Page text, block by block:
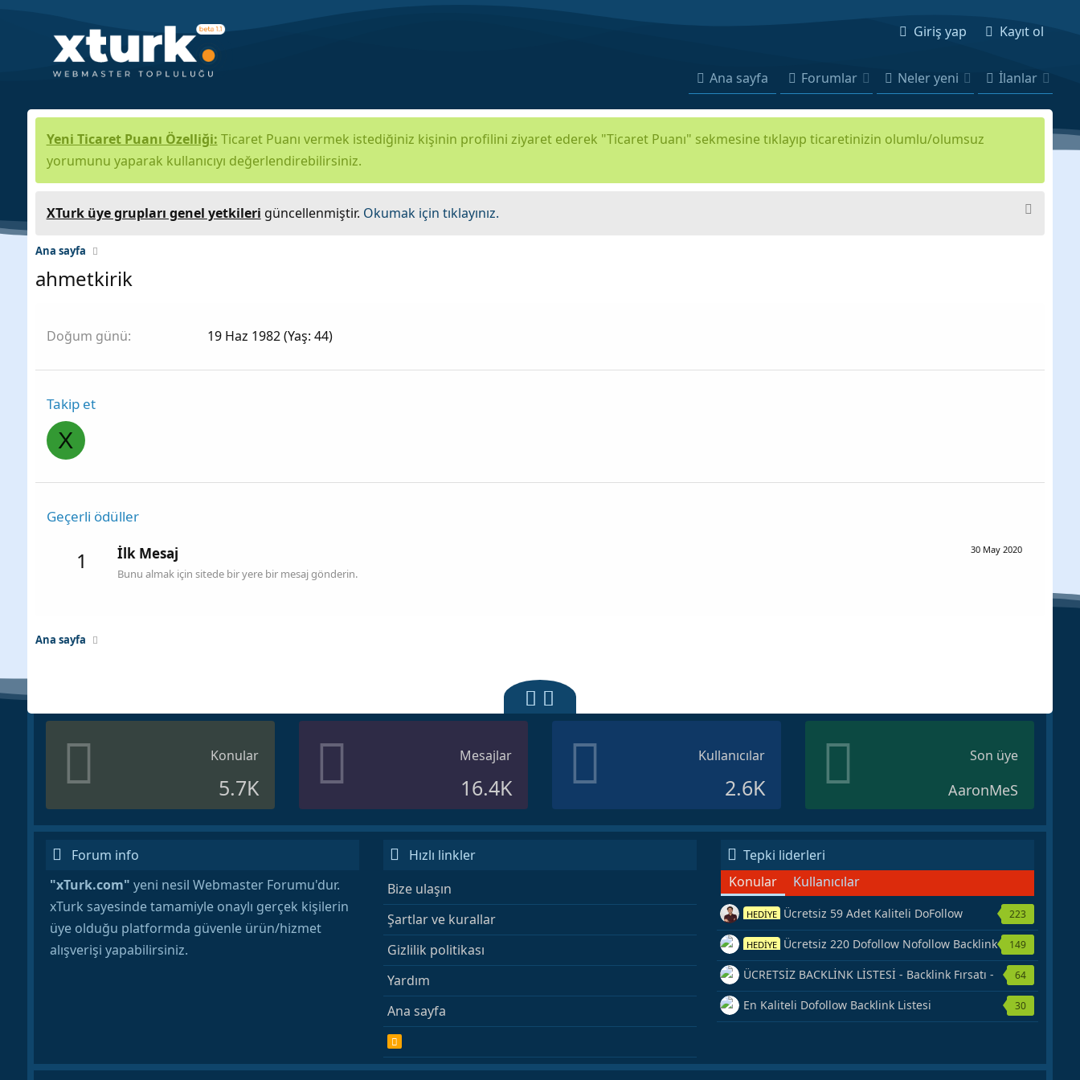
Giriş yap Kayıt ol
Ana sayfa Forumlar Neler yeni İlanlar
Yeni Ticaret Puanı Özelliği: Ticaret Puanı vermek istediğiniz kişinin profilini ziyaret ederek "Ticaret Puanı" sekmesine tıklayıp ticaretinizin olumlu/olumsuz
yorumunu yaparak kullanıcıyı değerlendirebilirsiniz.
XTurk üye grupları genel yetkileri güncellenmiştir. Okumak için tıklayınız.
Ana sayfa
ahmetkirik
Doğum günü 19 Haz 1982 (Yaş: 44)
Takip et
X
Geçerli ödüller
1 30 May 2020
İlk Mesaj
Bunu almak için sitede bir yere bir mesaj gönderin.
Ana sayfa
Konular
5.7K
Mesajlar
16.4K
Kullanıcılar
2.6K
Son üye
AaronMeS
Forum info
"xTurk.com" yeni nesil Webmaster Forumu'dur.
xTurk sayesinde tamamiyle onaylı gerçek kişilerin
üye olduğu platformda güvenle ürün/hizmet
alışverişi yapabilirsiniz.
Hızlı linkler
Bize ulaşın
Şartlar ve kurallar
Gizlilik politikası
Yardım
Ana sayfa
R
S
S
Tepki liderleri
Konular
Kullanıcılar
HEDİYE Ücretsiz 59 Adet Kaliteli DoFollow
Backlink Kaynağı Veriyorum.
223
HEDİYE Ücretsiz 220 Dofollow Nofollow Backlink
Veriyorum
149
ÜCRETSİZ BACKLİNK LİSTESİ - Backlink Fırsatı -
Hemen Yetiş!
64
En Kaliteli Dofollow Backlink Listesi 30